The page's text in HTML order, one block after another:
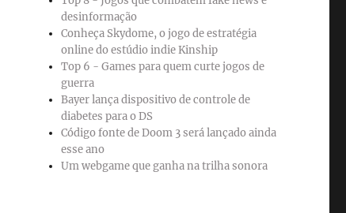
desinformação
Conheça Skydome, o jogo de estratégia
online do estúdio indie Kinship
Top 6 - Games para quem curte jogos de
guerra
Bayer lança dispositivo de controle de
diabetes para o DS
Código fonte de Doom 3 será lançado ainda
esse ano
Um webgame que ganha na trilha sonora